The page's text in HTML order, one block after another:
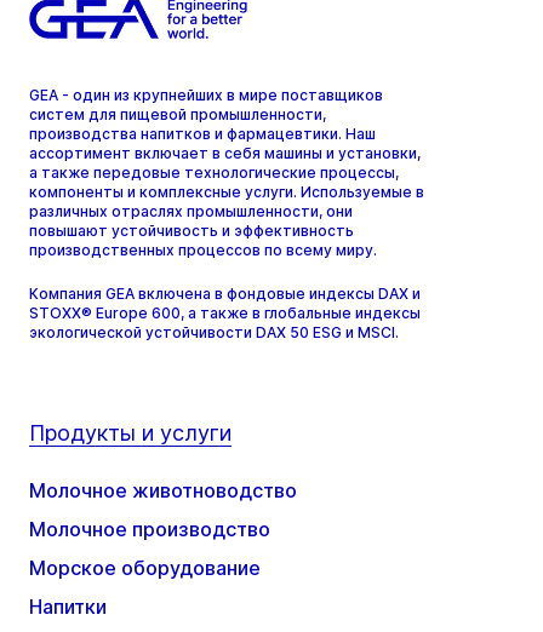
GEA - один из крупнейших в мире поставщиков
систем для пищевой промышленности,
производства напитков и фармацевтики. Наш
ассортимент включает в себя машины и установки,
а также передовые технологические процессы,
компоненты и комплексные услуги. Используемые в
различных отраслях промышленности, они
повышают устойчивость и эффективность
производственных процессов по всему миру.
Компания GEA включена в фондовые индексы DAX и
STOXX® Europe 600, а также в глобальные индексы
экологической устойчивости DAX 50 ESG и MSCI.
Продукты и услуги
Молочное животноводство
Молочное производство
Морское оборудование
Напитки